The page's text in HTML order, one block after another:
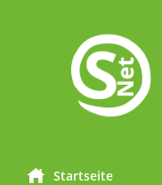
Startseite